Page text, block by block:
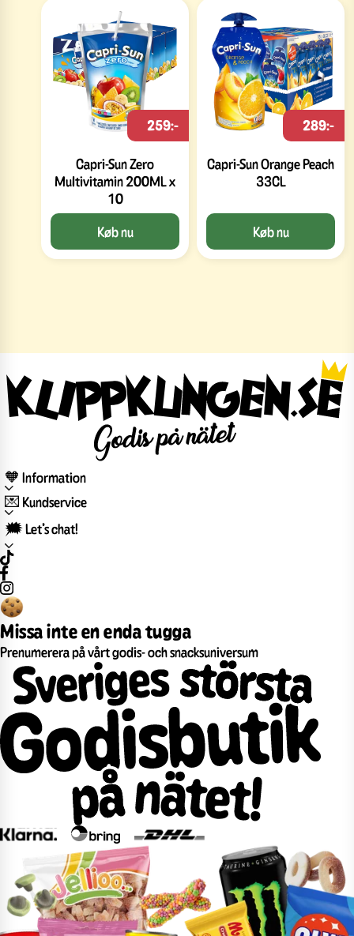
Capri-Sun Zero
Multivitamin 200ML x
10
259:-
Køb nu
Capri-Sun Orange Peach
33CL
289:-
Køb nu
🧡 Information
💌 Kundservice
🗯️ Let’s chat!
Missa inte en enda tugga
Prenumerera på vårt godis- och snacksuniversum